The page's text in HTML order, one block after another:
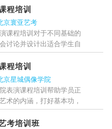
咨询了解吧!...
程培训
京寰亚艺考
课程培训对于不同基础的
讨论并设计出适合学生自
，并为考生量身制定考试
“因材施教”，从而轻松应
[详情]
程培训
京星城偶像学院
表演课程培训帮助学员正
术的内涵，打好基本功，
方面的潜能，培养专业演
。...[详情]
考培训班